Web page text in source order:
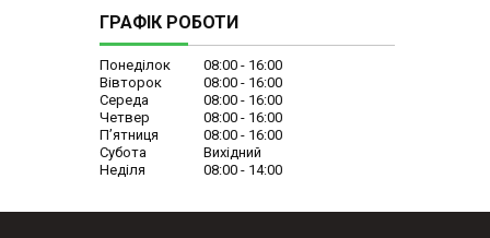
ГРАФІК РОБОТИ
Понеділок 08:00
16:00
Вівторок
08:00
16:00
Середа
08:00
16:00
Четвер
08:00
16:00
Пʼятниця
08:00
16:00
Субота
Вихідний
Неділя
08:00 14:00